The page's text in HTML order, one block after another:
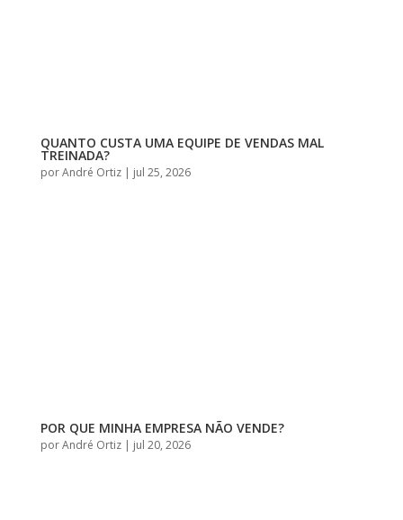
QUANTO CUSTA UMA EQUIPE DE VENDAS MAL
TREINADA?
porAndré Ortiz| jul 25, 2026
POR QUE MINHA EMPRESA NÃO VENDE?
porAndré Ortiz| jul 20, 2026